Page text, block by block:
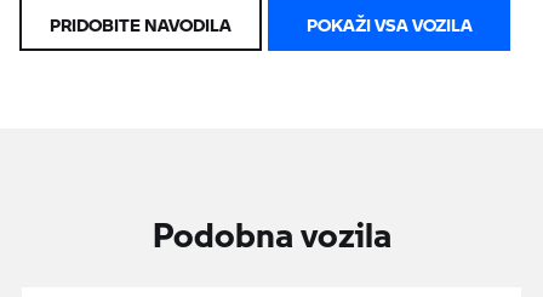
PRIDOBITE NAVODILA POKAŽI VSA VOZILA
Podobna vozila